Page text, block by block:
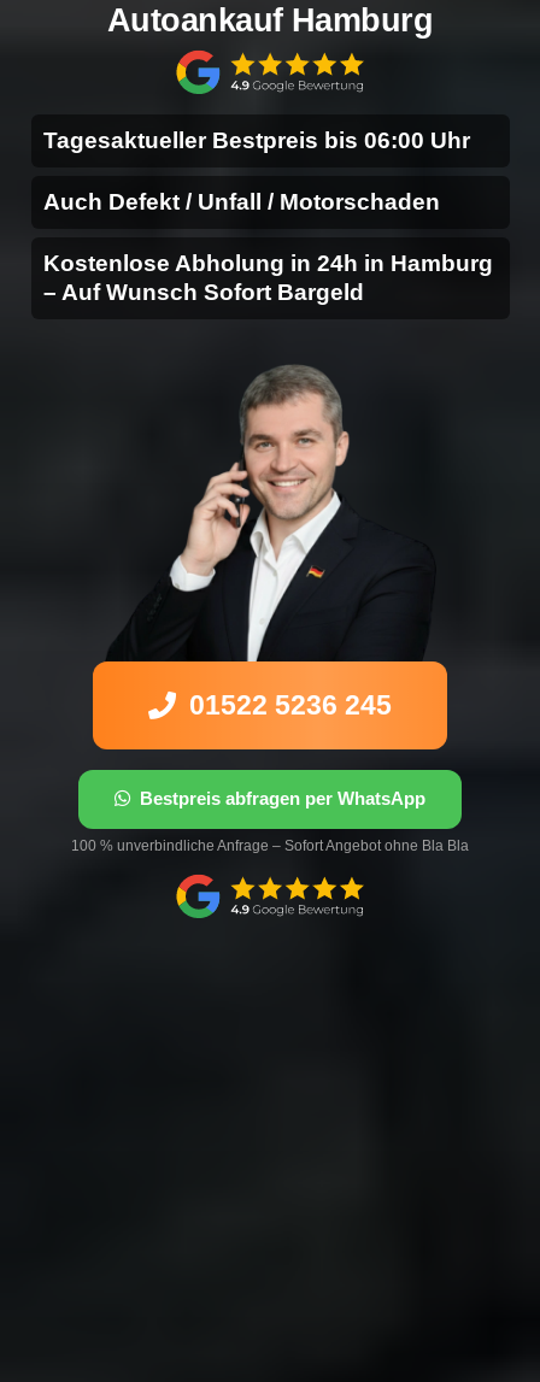
Autoankauf Hamburg
Tagesaktueller Bestpreis bis 06:00 Uhr
Auch Defekt / Unfall / Motorschaden
Kostenlose Abholung in 24h in Hamburg
– Auf Wunsch Sofort Bargeld
01522 5236 245
Bestpreis abfragen per WhatsApp
100 % unverbindliche Anfrage – Sofort Angebot ohne Bla Bla